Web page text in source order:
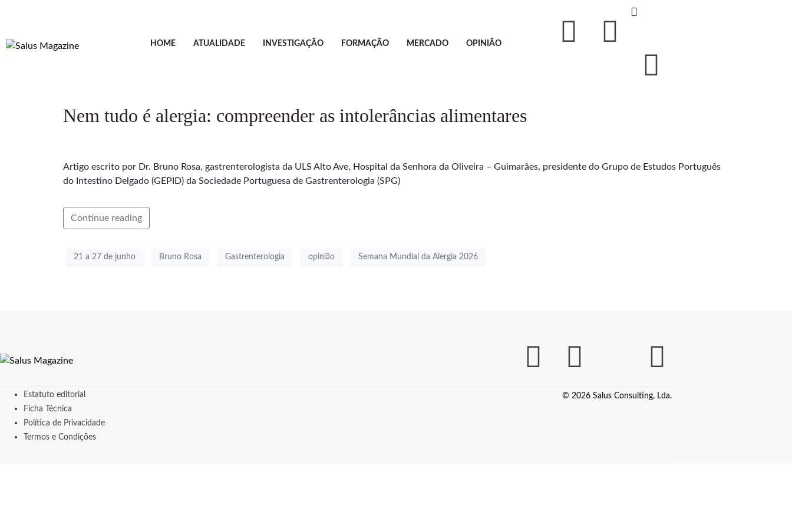
HOME ATUALIDADE INVESTIGAÇÃO FORMAÇÃO MERCADO OPINIÃO
Nem tudo é alergia: compreender as intolerâncias alimentares
Artigo escrito por Dr. Bruno Rosa, gastrenterologista da ULS Alto Ave, Hospital da Senhora da Oliveira – Guimarães, presidente do Grupo de Estudos Português
do Intestino Delgado (GEPID) da Sociedade Portuguesa de Gastrenterologia (SPG)
Continue reading
21 a 27 de junho Bruno Rosa Gastrenterologia opinião Semana Mundial da Alergia 2026
Estatuto editorial
Ficha Técnica
Política de Privacidade
Termos e Condições
© 2026 Salus Consulting, Lda.